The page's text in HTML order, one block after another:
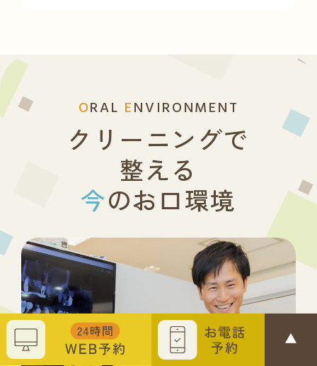
ORAL ENVIRONMENT
クリーニングで
整える
今のお口環境